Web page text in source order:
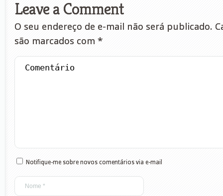
Leave a Comment
O seu endereço de e-mail não será publicado.
são marcados com *
Notifique-me sobre novos comentários via e-mail